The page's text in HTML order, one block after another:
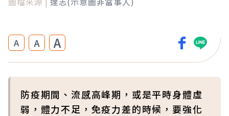
A A A
防疫期間、流感高峰期，或是平時身體虛
弱，體力不足，免疫力差的時候，要強化